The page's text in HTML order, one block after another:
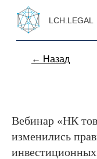
LCH.LEGAL
← Назад
Вебинар «НК
изменились